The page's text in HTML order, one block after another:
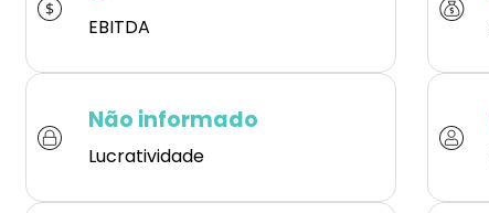
EBITDA
Não informado
Lucratividade